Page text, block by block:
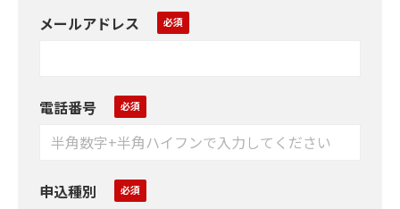
メールアドレス
電話番号
申込種別